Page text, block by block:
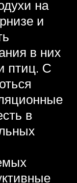
на
и
в них
птиц. С
в